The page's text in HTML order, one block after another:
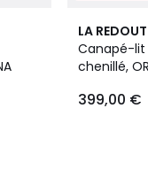
LA
Canapé-
chenillé,
399,00 €